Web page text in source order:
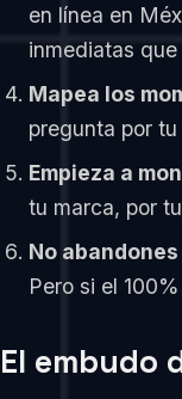
en línea en
inmediatas
Mapea los
pregunta por
Empieza a
tu marca, por
No
Pero si el
El embudo